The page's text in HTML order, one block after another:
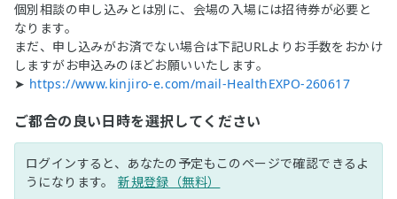
個別相談の申し込みとは別に、会場の入場には招待券が必要と
なります。
まだ、申し込みがお済でない場合は下記URLよりお手数をおかけ
しますがお申込みのほどお願いいたします。
➤ https://www.kinjiro-e.com/mail-HealthEXPO-260617
ご都合の良い日時を選択してください
ログインすると、あなたの予定もこのページで確認できるよ
うになります。新規登録（無料）